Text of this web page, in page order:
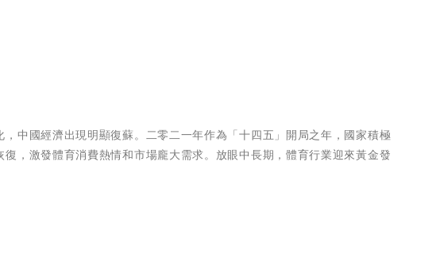
中國經濟出現明顯復蘇。二零二一年作為「十四五」開局之年，國家積極
，激發體育消費熱情和市場龐大需求。放眼中長期，體育行業迎來黃金發